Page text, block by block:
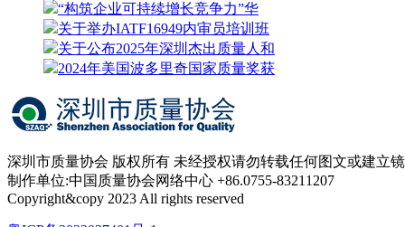
“构筑企业可持续增长竞争力”华
关于举办IATF16949内审员培训班
关于公布2025年深圳杰出质量人和
2024年美国波多里奇国家质量奖获
深圳市质量协会 版权所有 未经授权请勿转载任何图文或建立
制作单位:中国质量协会网络中心 +86.0755-83211207
Copyright&copy 2023 All rights reserved